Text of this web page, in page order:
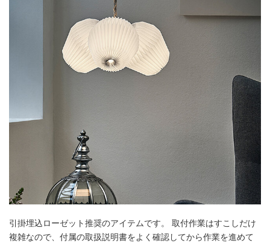
引掛埋込ローゼット推奨のアイテムです。 取付作業はすこしだけ
複雑なので、付属の取扱説明書をよく確認してから作業を進めて